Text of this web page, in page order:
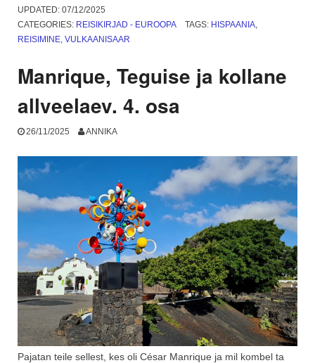
ja
UPDATED: 07/12/2025
CATEGORIES: REISIKIRJAD - EUROOPA TAGS: HISPAANIA,
REISIMINE, VULKAANISAAR
Manrique, Teguise ja kollane
allveelaev. 4. osa
26/11/2025 ANNIKA
Pajatan teile sellest, kes oli César Manrique ja mil kombel ta